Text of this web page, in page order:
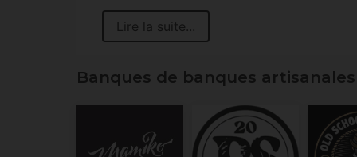
Lire la suite...
Banques de banques artisanales